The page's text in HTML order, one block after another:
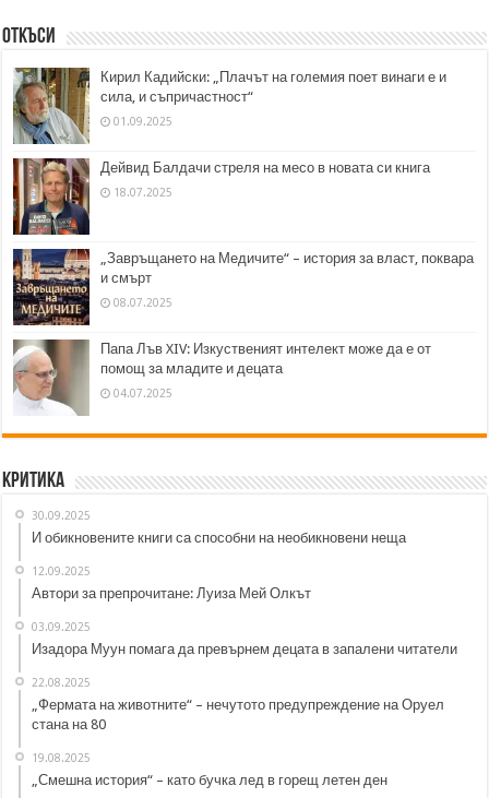
Откъси
Кирил Кадийски: „Плачът на големия поет винаги е и
сила, и съпричастност“
01.09.2025
Дейвид Балдачи стреля на месо в новата си книга
18.07.2025
„Завръщането на Медичите“ – история за власт, поквара
и смърт
08.07.2025
Папа Лъв XIV: Изкуственият интелект може да е от
помощ за младите и децата
04.07.2025
Критика
30.09.2025
И обикновените книги са способни на необикновени неща
12.09.2025
Автори за препрочитане: Луиза Мей Олкът
03.09.2025
Изадора Муун помага да превърнем децата в запалени читатели
22.08.2025
„Фермата на животните“ – нечутото предупреждение на Оруел
стана на 80
19.08.2025
„Смешна история“ – като бучка лед в горещ летен ден